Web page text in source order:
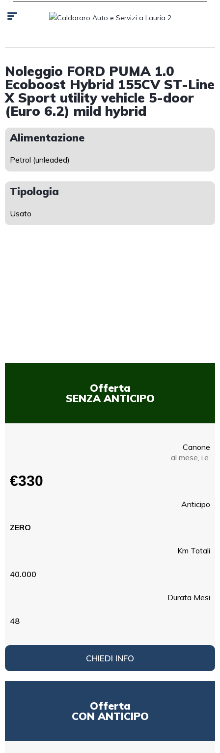
Noleggio FORD PUMA 1.0
Ecoboost Hybrid 155CV ST-Line
X Sport utility vehicle 5-door
(Euro 6.2) mild hybrid
Alimentazione
Petrol (unleaded)
Tipologia
Usato
Offerta
SENZA ANTICIPO
Canone
al mese, i.e.
€330
Anticipo
ZERO
Km Totali
40.000
Durata Mesi
48
CHIEDI INFO
Offerta
CON ANTICIPO